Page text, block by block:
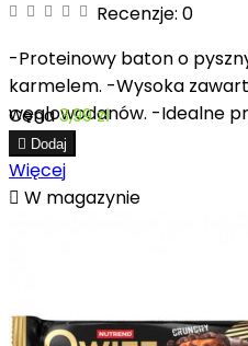
Recenzje: 0
-Proteinowy baton o
karmelem. -Wysoka
węglowodanów. -Idealne
dnia.
Cena3,99 zł
 Dodaj
Więcej
 W magazynie